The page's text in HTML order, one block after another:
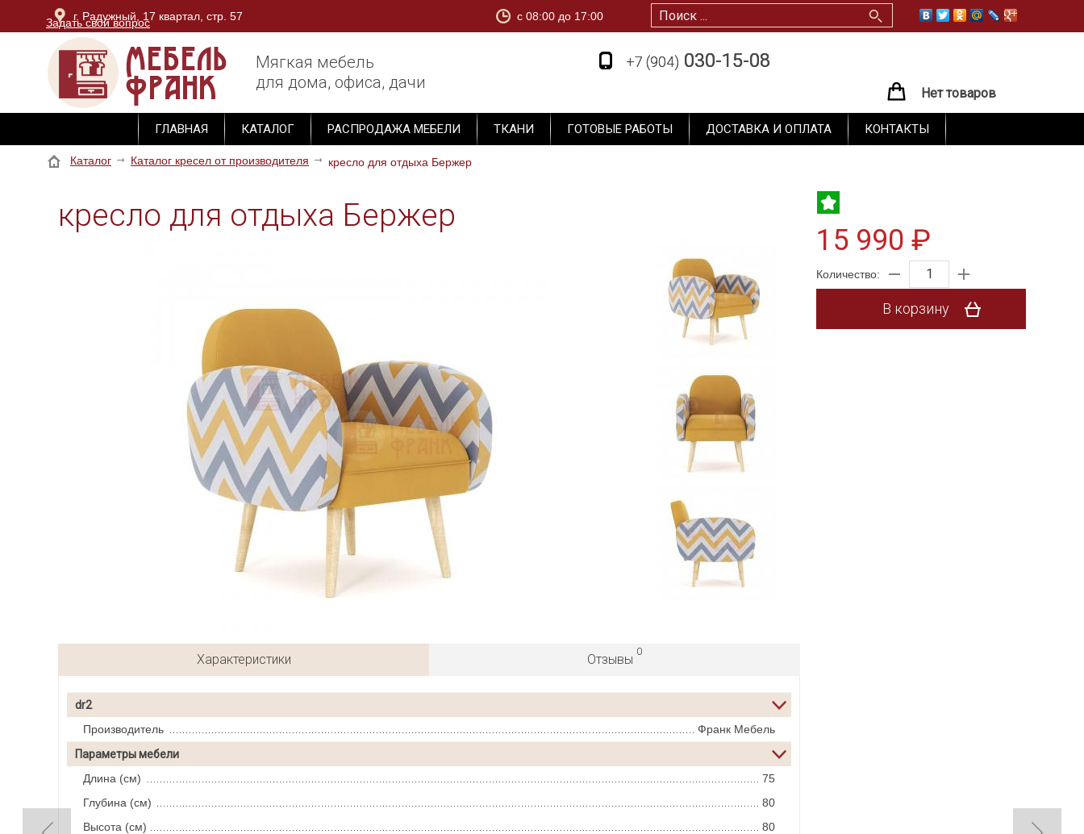
Задать свой вопрос
г. Радужный, 17 квартал, стр. 57
г. Владимир, ОТК Тандем, блок Юг, 3 этаж, секция М-1
c 08:00 до 17:00
Мягкая мебель
для дома, офиса, дачи
+7 (904) 030-15-08
Нет товаров
+7 (904) 030-15-08
ГЛАВНАЯ КАТАЛОГ РАСПРОДАЖА МЕБЕЛИ ТКАНИ ГОТОВЫЕ РАБОТЫ ДОСТАВКА И ОПЛАТА КОНТАКТЫ
Каталог Каталог кресел от производителя кресло для отдыха Бержер
кресло для отдыха Бержер
15 990 ₽
Количество:
В корзину
Характеристики Отзывы
0
dr2
Производитель
Франк Мебель
Параметры мебели
Длина (см)
75
Глубина (см)
80
Высота (см)
80